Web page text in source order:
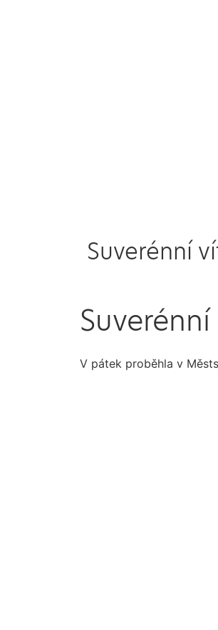
Suverénní
V pátek proběhla v